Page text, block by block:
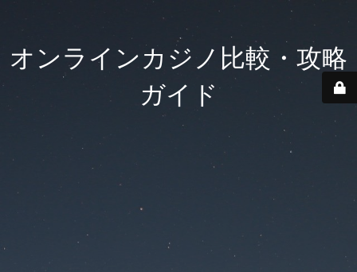
オンラインカジノ比較・攻略
ガイド